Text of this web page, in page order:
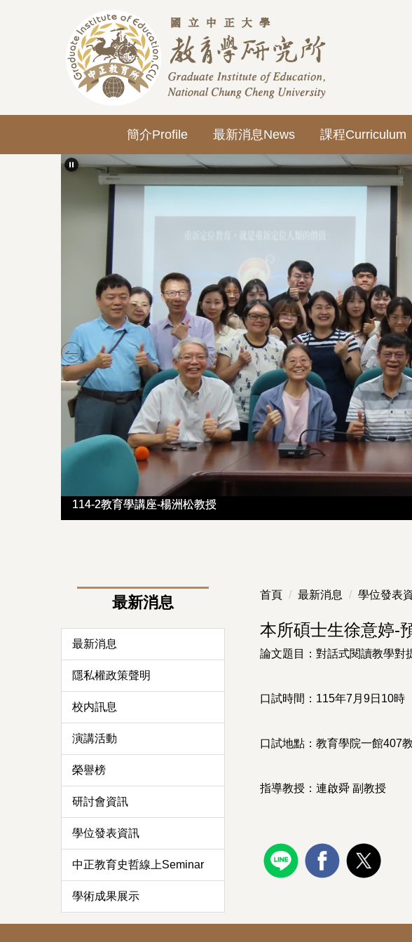
簡介Profile 最新消息News 課程Curriculum
114-2教育學講座-楊洲松教授
114-2教育學講座-楊洲松教授
最新消息
最新消息
隱私權政策聲明
校内訊息
演講活動
榮譽榜
研討會資訊
學位發表資訊
中正教育史哲線上Seminar
學術成果展示
首頁 最新消息 學位發表
本所碩士生徐意婷-
論文題目：對話式閱讀教學對
口試時間：115年7月9日10時
口試地點：教育學院一館407
指導教授：連啟舜 副教授